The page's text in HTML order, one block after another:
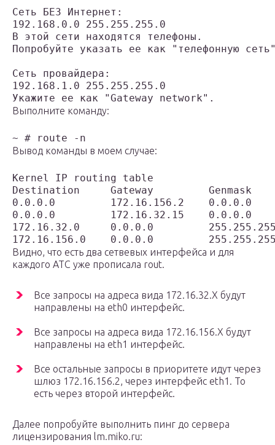
Сеть БЕЗ Интернет:
192.168.0.0 255.255.255.0
В этой сети находятся телефоны.
Попробуйте указать ее как "телефонную
Сеть провайдера:
192.168.1.0 255.255.255.0
Укажите ее как "Gateway network".
Выполните команду:
~ # route -n
Вывод команды в моем случае:
Kernel IP routing table
Destination     Gateway         Genmask
0.0.0.0         172.16.156.2    0.0.0.0
0.0.0.0         172.16.32.15    0.0.0.0
172.16.32.0     0.0.0.0
172.16.156.0    0.0.0.0
Видно, что есть два сетвевых интерфейса и для
каждого АТС уже прописала rout.
Все запросы на адреса вида 172.16.32.Х будут
направлены на eth0 интерфейс.
Все запросы на адреса вида 172.16.156.X будут
направлены на eth1 интерфейс.
Все остальные запросы в приоритете идут через
шлюз 172.16.156.2, через интерфейс eth1. То
есть через второй интерфейс.
Далее попробуйте выполнить пинг до сервера
лицензирования lm.miko.ru: